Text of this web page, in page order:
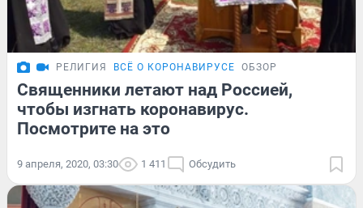
РЕЛИГИЯ ВСЁ О КОРОНАВИРУСЕ ОБЗОР
Священники летают над Россией,
чтобы изгнать коронавирус.
Посмотрите на это
9 апреля, 2020, 03:30 1 411 Обсудить